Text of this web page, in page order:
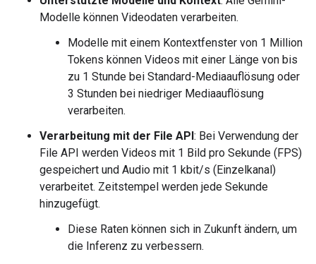
Modelle können Videodaten verarbeiten.
Modelle mit einem Kontextfenster von 1 Million
Tokens können Videos mit einer Länge von bis
zu 1 Stunde bei Standard-Mediaauflösung oder
3 Stunden bei niedriger Mediaauflösung
verarbeiten.
Verarbeitung mit der File API: Bei Verwendung der
File API werden Videos mit 1 Bild pro Sekunde (FPS)
gespeichert und Audio mit 1 kbit/s (Einzelkanal)
verarbeitet. Zeitstempel werden jede Sekunde
hinzugefügt.
Diese Raten können sich in Zukunft ändern, um
die Inferenz zu verbessern.